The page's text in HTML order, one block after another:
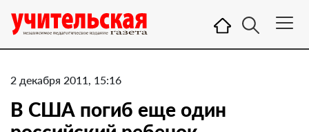
2 декабря 2011, 15:16
В США погиб еще один